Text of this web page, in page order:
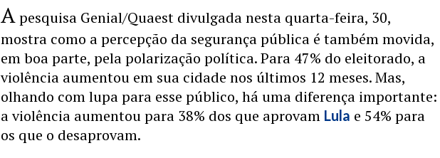
Apesquisa Genial/Quaest divulgada nesta quarta-feira, 30,
mostra como a percepção da segurança pública é também movida,
em boa parte, pela polarização política. Para 47% do eleitorado, a
violência aumentou em sua cidade nos últimos 12 meses. Mas,
olhando com lupa para esse público, há uma diferença importante:
a violência aumentou para 38% dos que aprovam Lula e 54% para
os que o desaprovam.